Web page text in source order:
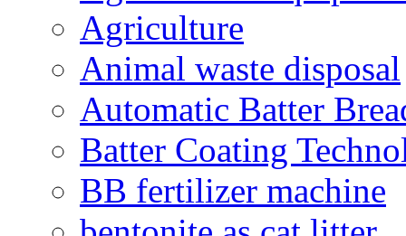
Agriculture
Animal waste disposal
Automatic Batter
Batter Coating
BB fertilizer machine